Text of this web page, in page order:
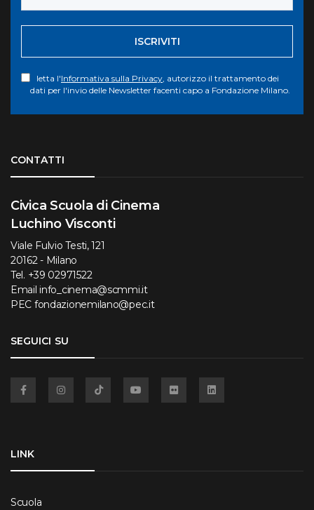
ISCRIVITI
letta l'Informativa sulla Privacy, autorizzo il trattamento dei
dati per l'invio delle Newsletter facenti capo a Fondazione Milano.
CONTATTI
Civica Scuola di Cinema
Luchino Visconti
Viale Fulvio Testi, 121
20162 - Milano
Tel. +39 02971522
Email info_cinema@scmmi.it
PEC fondazionemilano@pec.it
SEGUICI SU
LINK
Scuola